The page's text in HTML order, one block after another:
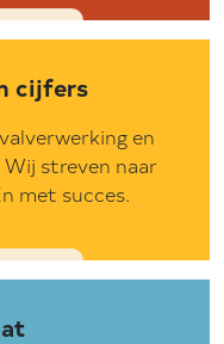
cijfers
en
streven naar
met succes.